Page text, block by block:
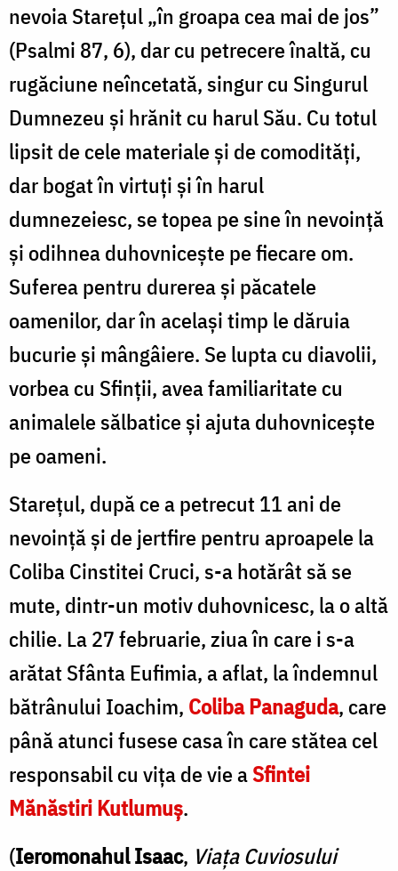
nevoia Stareţul „în groapa cea mai de jos”
(Psalmi 87, 6), dar cu petrecere înaltă, cu
rugăciune neîncetată, singur cu Singurul
Dumnezeu şi hrănit cu harul Său. Cu totul
lipsit de cele materiale şi de comodităţi,
dar bogat în virtuţi şi în harul
dumnezeiesc, se topea pe sine în nevoinţă
şi odihnea duhovniceşte pe fiecare om.
Suferea pentru durerea şi păcatele
oamenilor, dar în acelaşi timp le dăruia
bucurie şi mângâiere. Se lupta cu diavolii,
vorbea cu Sfinţii, avea familiaritate cu
animalele sălbatice şi ajuta duhovniceşte
pe oameni.
Stareţul, după ce a petrecut 11 ani de
nevoinţă şi de jertfire pentru aproapele la
Coliba Cinstitei Cruci, s-a hotărât să se
mute, dintr-un motiv duhovnicesc, la o altă
chilie. La 27 februarie, ziua în care i s-a
arătat Sfânta Eufimia, a aflat, la îndemnul
bătrânului Ioachim, Coliba Panaguda, care
până atunci fusese casa în care stătea cel
responsabil cu vița de vie aSfintei
Mănăstiri Kutlumuş.
(Ieromonahul Isaac, Viaţa Cuviosului